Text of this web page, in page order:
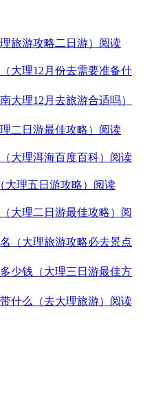
旅游攻略二日游） 阅读
大理12月份去需要准备什
大理12月去旅游合适吗）
二日游最佳攻略） 阅读
大理洱海百度百科） 阅读
理五日游攻略） 阅读
大理二日游最佳攻略） 阅
（大理旅游攻略必去景点
少钱（大理三日游最佳方
什么（去大理旅游） 阅读